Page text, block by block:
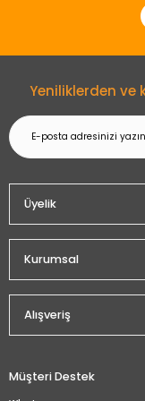
Yeniliklerden
Üyelik
Kurumsal
Alışveriş
Müşteri Destek